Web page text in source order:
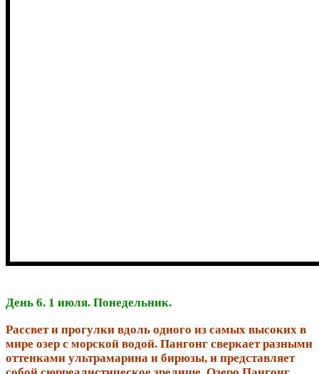
День 6. 1 июля. Понедельник.
Рассвет и прогулки вдоль одного из самых высоких в
мире озер с морской водой. Пангонг сверкает разными
оттенками ультрамарина и бирюзы, и представляет